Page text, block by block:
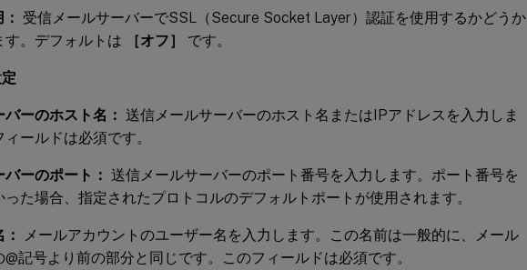
受信メールサーバーでSSL（Secure Socket Layer）認証を使用するかどうか
す。デフォルトは
［オフ］ です。
バーのホスト名： 送信メールサーバーのホスト名またはIPアドレスを入力しま
ールドは必須です。
バーのポート： 送信メールサーバーのポート番号を入力します。ポート番号を
った場合、指定されたプロトコルのデフォルトポートが使用されます。
メールアカウントのユーザー名を入力します。この名前は一般的に、メール
@記号より前の部分と同じです。このフィールドは必須です。